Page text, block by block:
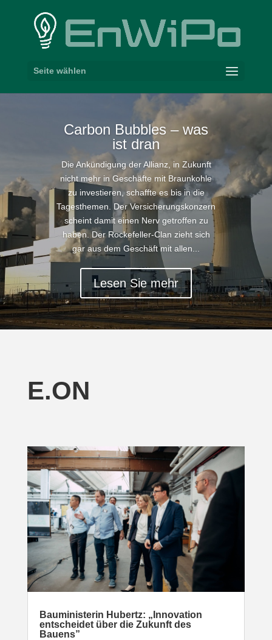
Seite wählen
Carbon Bubbles – was
ist dran
Die Ankündigung der Allianz, in Zukunft
nicht mehr in Geschäfte mit Braunkohle
zu investieren, schaffte es bis in die
Tagesthemen. Der Versicherungskonzern
scheint damit einen Nerv getroffen zu
haben. Der Rockefeller-Clan zieht sich
gar aus dem Geschäft mit allen...
Lesen Sie mehr
E.ON
Baumi­nis­terin Hubertz: „Inno­vation
entscheidet über die Zukunft des
Bauens”